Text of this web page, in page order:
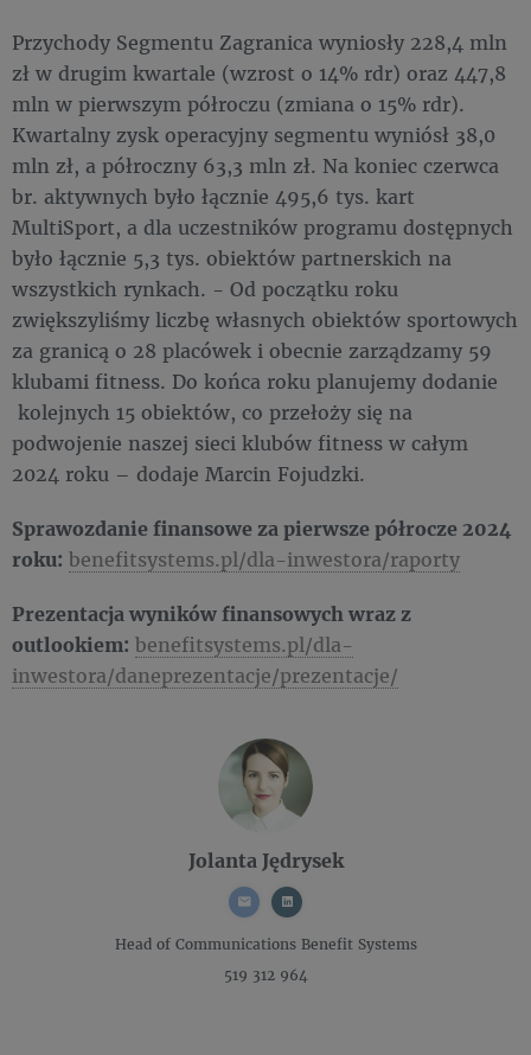
Przychody Segmentu Zagranica wyniosły 228,4 mln
zł w drugim kwartale (wzrost o 14% rdr) oraz 447,8
mln w pierwszym półroczu (zmiana o 15% rdr).
Kwartalny zysk operacyjny segmentu wyniósł 38,0
mln zł, a półroczny 63,3 mln zł. Na koniec czerwca
br. aktywnych było łącznie 495,6 tys. kart
MultiSport, a dla uczestników programu dostępnych
było łącznie 5,3 tys. obiektów partnerskich na
wszystkich rynkach. - Od początku roku
zwiększyliśmy liczbę własnych obiektów sportowych
za granicą o 28 placówek i obecnie zarządzamy 59
klubami fitness. Do końca roku planujemy dodanie
kolejnych 15 obiektów, co przełoży się na
podwojenie naszej sieci klubów fitness w całym
2024 roku – dodaje Marcin Fojudzki.
Sprawozdanie finansowe za pierwsze półrocze 2024
roku: benefitsystems.pl/dla-inwestora/raporty
Prezentacja wyników finansowych wraz z
outlookiem: benefitsystems.pl/dla-
inwestora/daneprezentacje/prezentacje/
Jolanta Jędrysek
Head of CommunicationsBenefit Systems
519 312 964